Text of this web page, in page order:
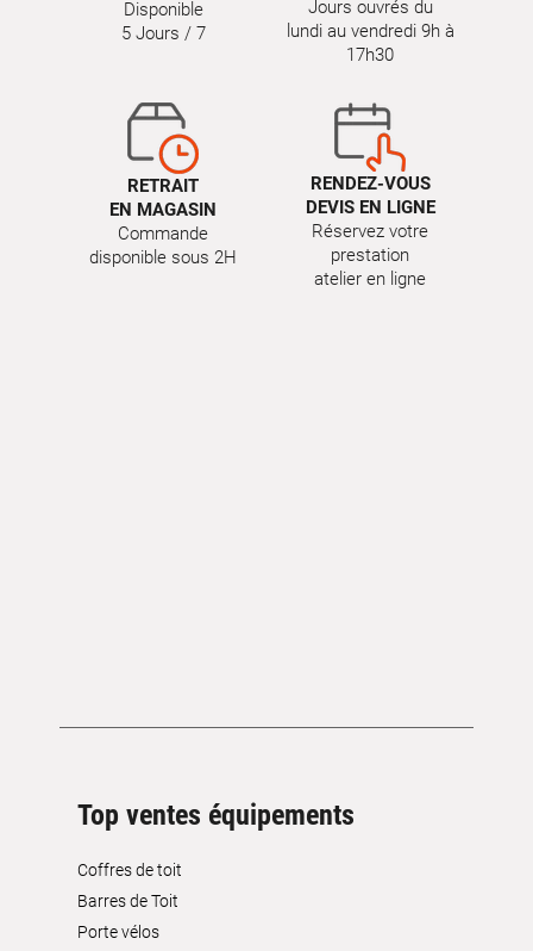
Disponible
5 Jours / 7
Jours ouvrés du
lundi au vendredi 9h à
17h30
RETRAIT
EN MAGASIN
Commande
disponible sous 2H
RENDEZ-VOUS
DEVIS EN LIGNE
Réservez votre
prestation
atelier en ligne
Top ventes équipements
Coffres de toit
Barres de Toit
Porte vélos